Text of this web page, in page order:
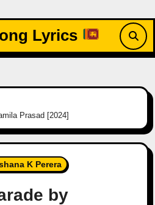
Lyrics
Prasad [2024]
K Perera
by